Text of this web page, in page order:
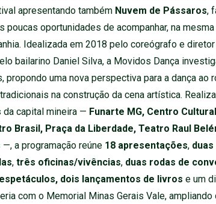
apresentando também Nuvem de Pássaros,
poucas oportunidades de acompanhar, na
Idealizada em 2018 pelo coreógrafo e
bailarino Daniel Silva, a Movidos Dança
propondo uma nova perspectiva para a dança ao
na construção da cena artística.
da capital mineira — Funarte MG, Centro
Brasil, Praça da Liberdade, Teatro Raul
—, a programação reúne 18 apresentações,
, três oficinas/vivências, duas rodas de
dois lançamentos de livros e um
com o Memorial Minas Gerais Vale,